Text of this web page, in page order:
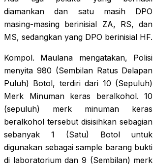
diamankan dan satu masih DPO
masing-masing berinisial ZA, RS, dan
MS, sedangkan yang DPO berinisial HF.
Kompol. Maulana mengatakan, Polisi
menyita 980 (Sembilan Ratus Delapan
Puluh) Botol, terdiri dari 10 (Sepuluh)
Merk Minuman keras beralkohol. 10
(sepuluh) merk minuman keras
beralkohol tersebut disisihkan sebagian
sebanyak 1 (Satu) Botol untuk
digunakan sebagai sample barang bukti
di laboratorium dan 9 (Sembilan) merk